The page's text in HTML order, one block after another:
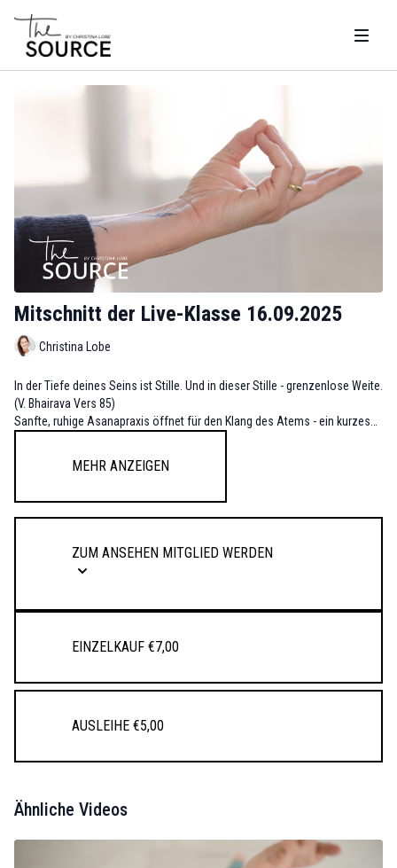
Mitschnitt der Live-Klasse 16.09.2025
Christina Lobe
In der Tiefe deines Seins ist Stille. Und in dieser Stille - grenzenlose Weite.
(V. Bhairava Vers 85)
Sanfte, ruhige Asanapraxis öffnet für den Klang des Atems - ein kurzes
Mehr anzeigen
ZUM ANSEHEN MITGLIED WERDEN
Einzelkauf €7,00
Ausleihe €5,00
Ähnliche Videos